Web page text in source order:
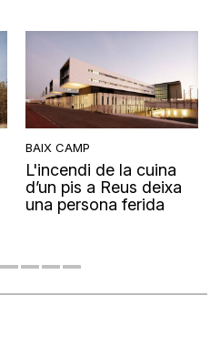
BAIX CAMP
L'incendi de la cuina
d’un pis a Reus deixa
una persona ferida